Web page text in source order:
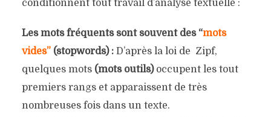
conditionnent tout travail d’analyse textuelle :
Les mots fréquents sont souvent des “mots
vides”(stopwords) : D’après la loi de Zipf,
quelques mots (mots outils)occupent les tout
premiers rangs et apparaissent de très
nombreuses fois dans un texte.